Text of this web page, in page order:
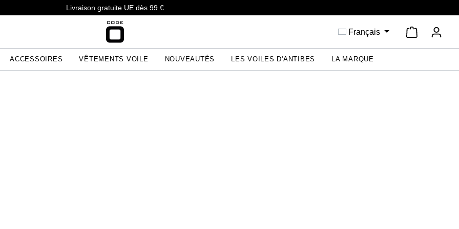
Livraison gratuite UE dès 99 €
Français Le panier
ACCESSOIRES VÊTEMENTS VOILE NOUVEAUTÉS LES VOILES D'ANTIBES LA MARQUE